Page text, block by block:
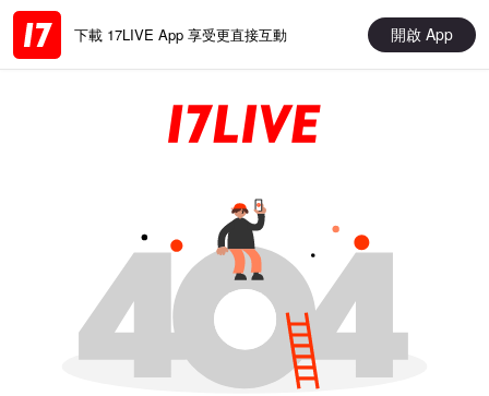
下載 17LIVE App 享受更直接互動 開啟 App